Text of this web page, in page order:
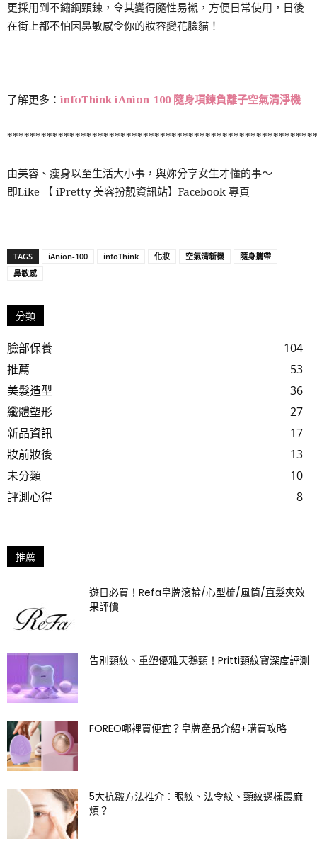
更採用到不鏽鋼頸鍊，令其變得隨性易襯，方便日常使用，日後
在街上都不怕因鼻敏感令你的妝容變花臉貓！
了解更多：infoThink iAnion-100 隨身項鍊負離子空氣清淨機
由美容、瘦身以至生活大小事，與妳分享女生才懂的事～
即Like 【 iPretty 美容扮靚資訊站】Facebook 專頁
TAGS iAnion-100 infoThink 化妝 空氣清新機
隨身攜帶
鼻敏感
分類
臉部保養
104
推薦
53
美髮造型
36
纖體塑形
27
新品資訊
17
妝前妝後
13
未分類
10
評測心得
8
推薦
遊日必買！Refa皇牌滾輪/心型梳/風筒/直髮夾效
果評價
告別頸紋、重塑優雅天鵝頸！Pritti頸紋寶深度評測
FOREO哪裡買便宜？皇牌產品介紹+購買攻略
5大抗皺方法推介：眼紋、法令紋、頸紋邊樣最麻
煩？